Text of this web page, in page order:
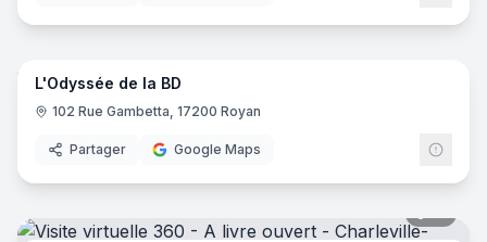
7
L'Odyssée de la BD
102 Rue Gambetta, 17200 Royan
Partager Google Maps